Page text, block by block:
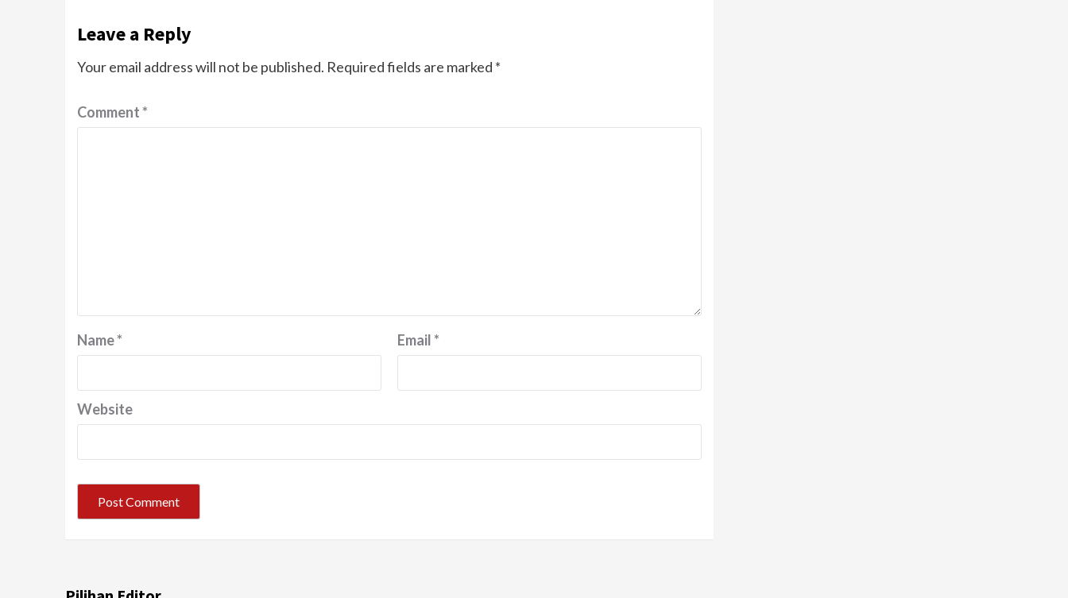
Leave a Reply
Your email address will not be published. Required fields are marked *
Comment*
Name* Email*
Website